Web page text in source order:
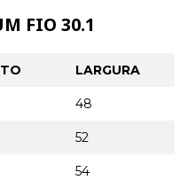
FIO 30.1
LARGURA
48
52
54